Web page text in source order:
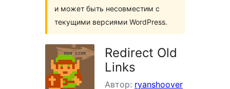
и может быть несовместим с
текущими версиями WordPress.
Redirect Old
Links
Автор: ryanshoover